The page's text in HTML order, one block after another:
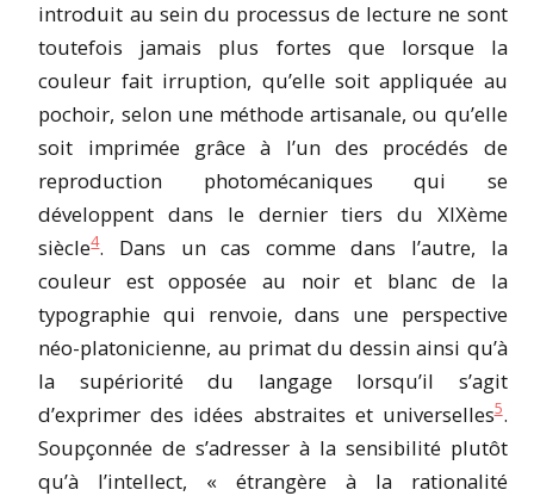
introduit au sein du processus de lecture ne sont
toutefois jamais plus fortes que lorsque la
couleur fait irruption, qu’elle soit appliquée au
pochoir, selon une méthode artisanale, ou qu’elle
soit imprimée grâce à l’un des procédés de
reproduction photomécaniques qui se
développent dans le dernier tiers du XIXème
siècle4. Dans un cas comme dans l’autre, la
couleur est opposée au noir et blanc de la
typographie qui renvoie, dans une perspective
néo-platonicienne, au primat du dessin ainsi qu’à
la supériorité du langage lorsqu’il s’agit
d’exprimer des idées abstraites et universelles5.
Soupçonnée de s’adresser à la sensibilité plutôt
qu’à l’intellect, « étrangère à la rationalité